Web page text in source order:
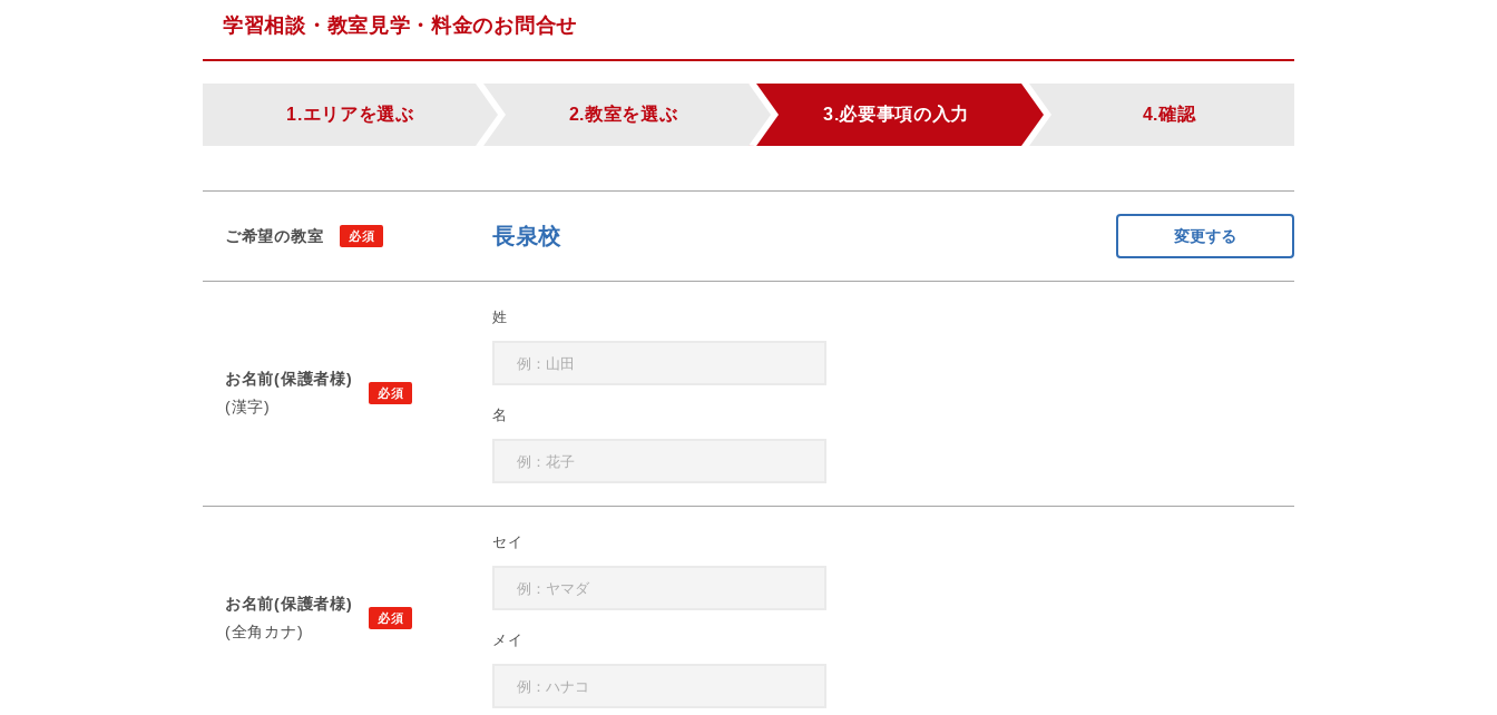
学習相談・教室見学・料金のお問合せ
1.エリアを選ぶ 2.教室を選ぶ 3.必要事項の入力 4.確認
ご希望の教室 長泉校 変更する
お名前(保護者様)
(漢字)
姓
名
お名前(保護者様)
(全角カナ)
セイ
メイ